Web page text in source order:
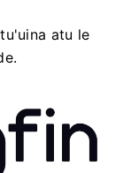
atu le